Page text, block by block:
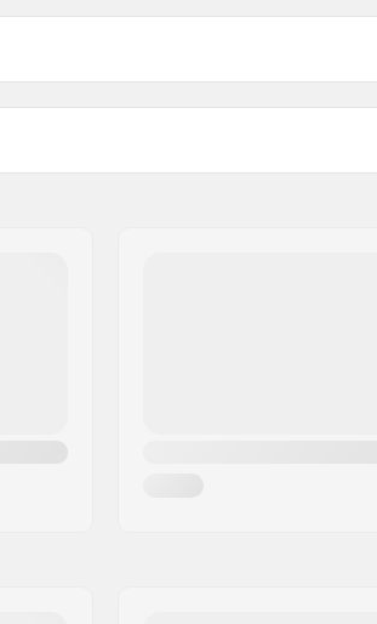
8" - Fred 8"
8.25" - Clown
8.25"
Couleurs de deck:
Griptape: